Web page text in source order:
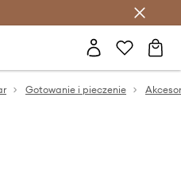
Club >
Gotowanie i pieczenie